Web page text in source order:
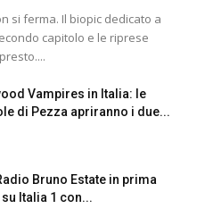
si ferma. Il biopic dedicato a
capitolo e le riprese
Vampires in Italia: le
di Pezza apriranno i due...
Bruno Estate in prima
Italia 1 con...